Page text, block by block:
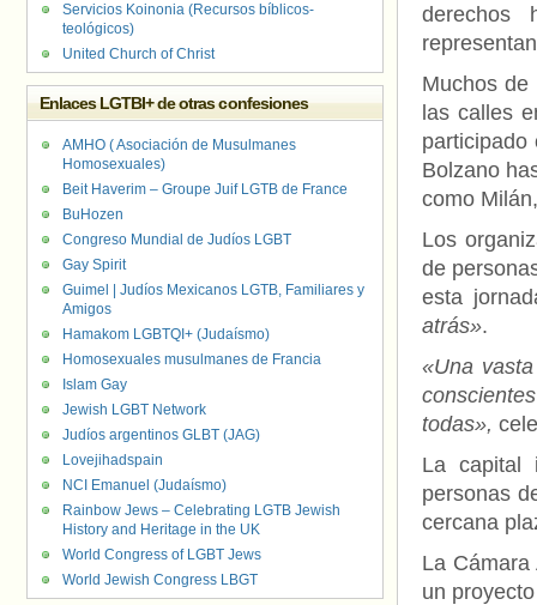
derechos
Muchos
las calles
Bolzano
como
Los
de
esta
atrás».
«Una
todas»,
La capital
personas
cercana
La
un
Servicios Koinonia (Recursos bíblicos-
teológicos)
United Church of Christ
Enlaces LGTBI+ de otras confesiones
AMHO ( Asociación de Musulmanes
Homosexuales)
Beit Haverim – Groupe Juif LGTB de France
BuHozen
Congreso Mundial de Judíos LGBT
Gay Spirit
Guimel | Judíos Mexicanos LGTB, Familiares y
Amigos
Hamakom LGBTQI+ (Judaísmo)
Homosexuales musulmanes de Francia
Islam Gay
Jewish LGBT Network
Judíos argentinos GLBT (JAG)
Lovejihadspain
NCI Emanuel (Judaísmo)
Rainbow Jews – Celebrating LGTB Jewish
History and Heritage in the UK
World Congress of LGBT Jews
World Jewish Congress LBGT